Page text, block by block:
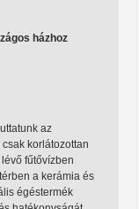
házhoz
az
korlátozottan
fűtővízben
a kerámia és
égéstermék